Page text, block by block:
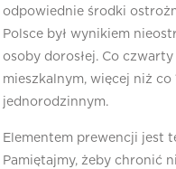
odpowiednie środki
Polsce był wynikiem
osoby dorosłej. Co
mieszkalnym, więcej niż co
jednorodzinnym.
Elementem prewencji jest
Pamiętajmy, żeby chronić